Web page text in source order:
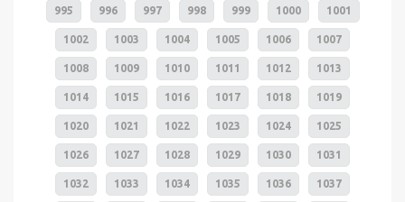
995 996 997 998 999 1000 1001
1002 1003 1004 1005 1006 1007
1008 1009 1010 1011 1012 1013
1014 1015 1016 1017 1018 1019
1020 1021 1022 1023 1024 1025
1026 1027 1028 1029 1030 1031
1032 1033 1034 1035 1036 1037